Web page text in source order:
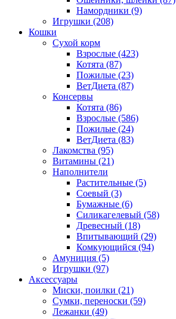
Намордники (9)
Игрушки (208)
Кошки
Сухой корм
Взрослые (423)
Котята (87)
Пожилые (23)
ВетДиета (87)
Консервы
Котята (86)
Взрослые (586)
Пожилые (24)
ВетДиета (83)
Лакомства (95)
Витамины (21)
Наполнители
Растительные (5)
Соевый (3)
Бумажные (6)
Силикагелевый (58)
Древесный (18)
Впитывающий (29)
Комкующийся (94)
Амуниция (5)
Игрушки (97)
Аксессуары
Миски, поилки (21)
Сумки, переноски (59)
Лежанки (49)